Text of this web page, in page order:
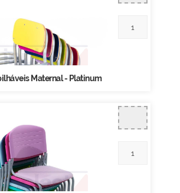
Maternal - Platinum